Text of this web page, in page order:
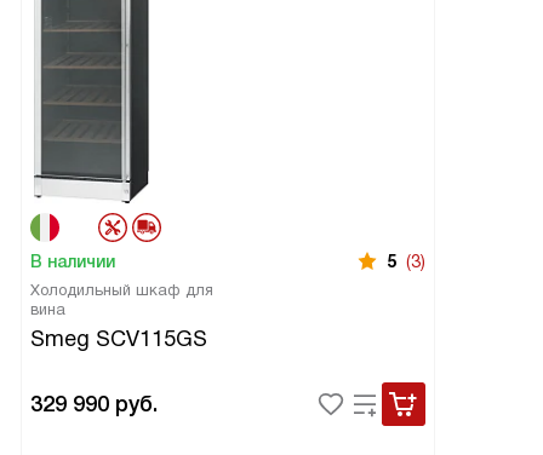
В наличии 5 (3)
Холодильный шкаф для
вина
Smeg SCV115GS
329 990 руб.